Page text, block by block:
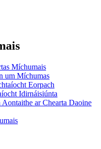
Míchumais
um Míchumas
Eorpach
Idirnáisiúnta
ar Chearta Daoine